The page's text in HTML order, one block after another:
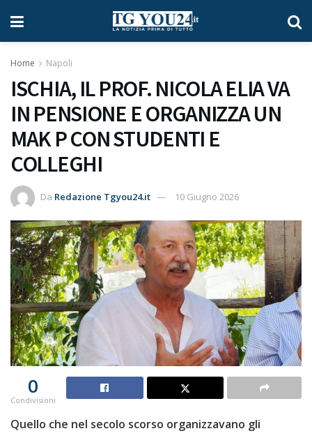
Home Napoli
ISCHIA, IL PROF. NICOLA ELIA VA
IN PENSIONE E ORGANIZZA UN
MAK P CON STUDENTI E
COLLEGHI
Da Redazione Tgyou24.it 10 Giugno 2026
0
Condivisioni
Quello che nel secolo scorso organizzavano gli